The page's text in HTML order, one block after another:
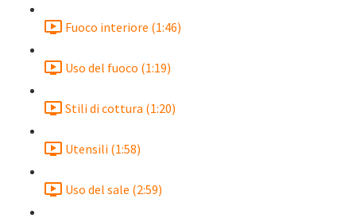
Fuoco interiore (1:46)
Uso del fuoco (1:19)
Stili di cottura (1:20)
Utensili (1:58)
Uso del sale (2:59)